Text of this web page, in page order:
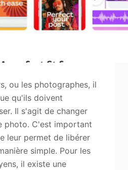
ou les photographes, il
qu'ils doivent
Il s'agit de changer
photo. C'est important
leur permet de libérer
simple. Pour les
il existe une